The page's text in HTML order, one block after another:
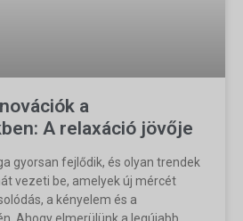
a
A relaxáció jövője
gyorsan fejlődik, és olyan trendek
vezeti be, amelyek új mércét
a kényelem és a